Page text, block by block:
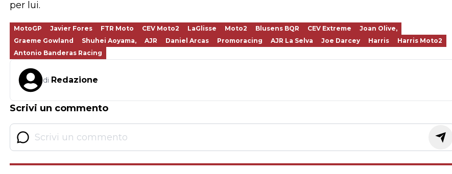
per lui.
MotoGP Javier Fores FTR Moto CEV Moto2 LaGlisse Moto2 Blusens BQR CEV Extreme
Joan Olive,
Graeme Gowland
Shuhei Aoyama, AJR Daniel Arcas Promoracing AJR La Selva Joe Darcey Harris
Harris Moto2
Antonio Banderas Racing
di Redazione
Scrivi un commento